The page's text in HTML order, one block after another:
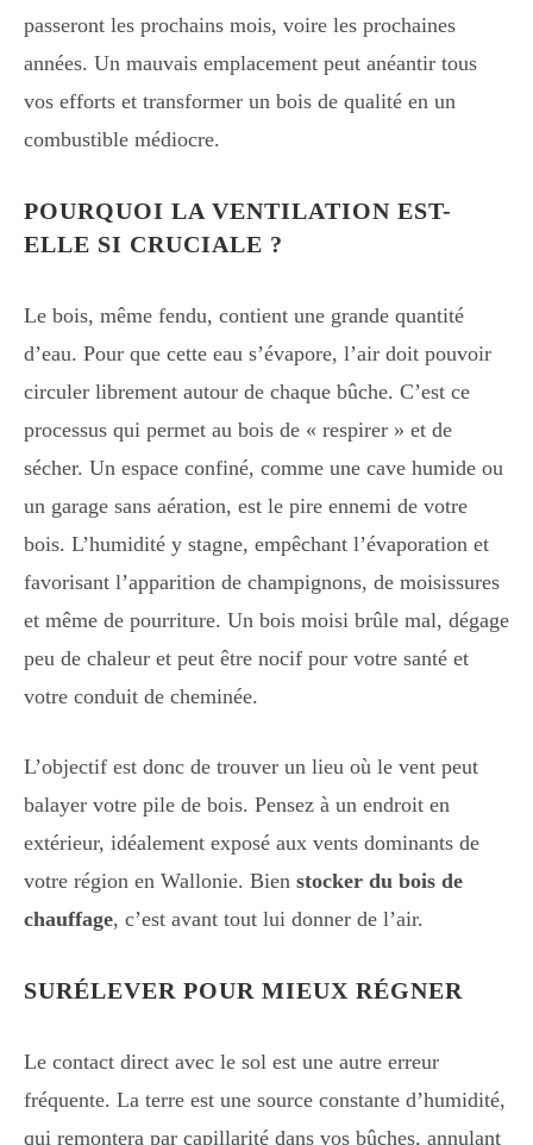
passeront les prochains mois, voire les prochaines
années. Un mauvais emplacement peut anéantir tous
vos efforts et transformer un bois de qualité en un
combustible médiocre.
POURQUOI LA VENTILATION EST-
ELLE SI CRUCIALE ?
Le bois, même fendu, contient une grande quantité
d’eau. Pour que cette eau s’évapore, l’air doit pouvoir
circuler librement autour de chaque bûche. C’est ce
processus qui permet au bois de « respirer » et de
sécher. Un espace confiné, comme une cave humide ou
un garage sans aération, est le pire ennemi de votre
bois. L’humidité y stagne, empêchant l’évaporation et
favorisant l’apparition de champignons, de moisissures
et même de pourriture. Un bois moisi brûle mal, dégage
peu de chaleur et peut être nocif pour votre santé et
votre conduit de cheminée.
L’objectif est donc de trouver un lieu où le vent peut
balayer votre pile de bois. Pensez à un endroit en
extérieur, idéalement exposé aux vents dominants de
votre région en Wallonie. Bien stocker du bois de
chauffage, c’est avant tout lui donner de l’air.
SURÉLEVER POUR MIEUX RÉGNER
Le contact direct avec le sol est une autre erreur
fréquente. La terre est une source constante d’humidité,
qui remontera par capillarité dans vos bûches, annulant